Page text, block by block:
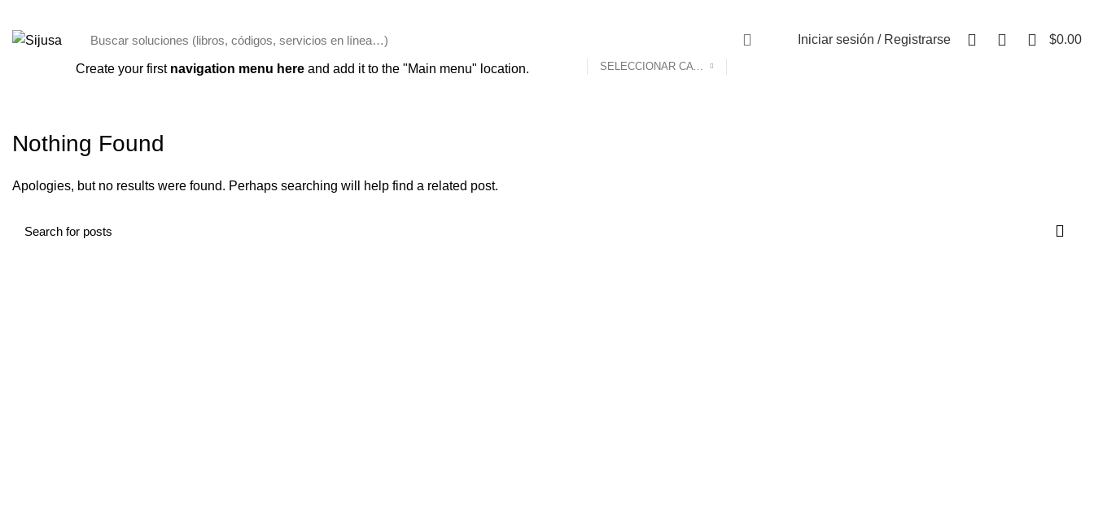
SELECCIONAR CATEGORÍA
Iniciar sesión / Registrarse $0.00
Create your first navigation menu here and add it to the "Main menu" location.
Nothing Found
Apologies, but no results were found. Perhaps searching will help find a related post.